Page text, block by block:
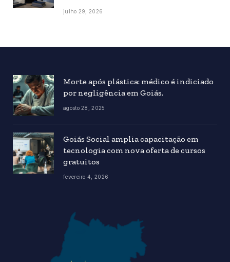
julho 29, 2026
Morte após plástica: médico é indiciado
por negligência em Goiás.
agosto 28, 2025
Goiás Social amplia capacitação em
tecnologia com nova oferta de cursos
gratuitos
fevereiro 4, 2026